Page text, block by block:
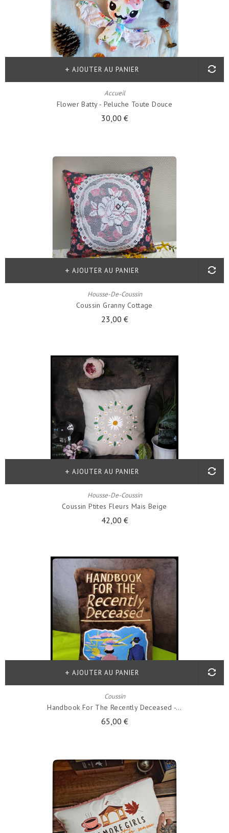
Accueil
Flower Batty - Peluche Toute Douce
30,00 €
AJOUTER AU PANIER
Housse-De-Coussin
Coussin Granny Cottage
23,00 €
AJOUTER AU PANIER
Housse-De-Coussin
Coussin Ptites Fleurs Mais Beige
42,00 €
AJOUTER AU PANIER
Coussin
Handbook For The Recently Deceased -...
65,00 €
AJOUTER AU PANIER